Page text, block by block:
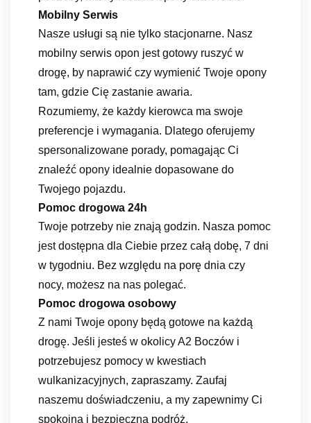
Mobilny Serwis
Nasze usługi są nie tylko stacjonarne. Nasz
mobilny serwis opon jest gotowy ruszyć w
drogę, by naprawić czy wymienić Twoje opony
tam, gdzie Cię zastanie awaria.
Rozumiemy, że każdy kierowca ma swoje
preferencje i wymagania. Dlatego oferujemy
spersonalizowane porady, pomagając Ci
znaleźć opony idealnie dopasowane do
Twojego pojazdu.
Pomoc drogowa 24h
Twoje potrzeby nie znają godzin. Nasza pomoc
jest dostępna dla Ciebie przez całą dobę, 7 dni
w tygodniu. Bez względu na porę dnia czy
nocy, możesz na nas polegać.
Pomoc drogowa osobowy
Z nami Twoje opony będą gotowe na każdą
drogę. Jeśli jesteś w okolicy A2 Boczów i
potrzebujesz pomocy w kwestiach
wulkanizacyjnych, zapraszamy. Zaufaj
naszemu doświadczeniu, a my zapewnimy Ci
spokojną i bezpieczną podróż.